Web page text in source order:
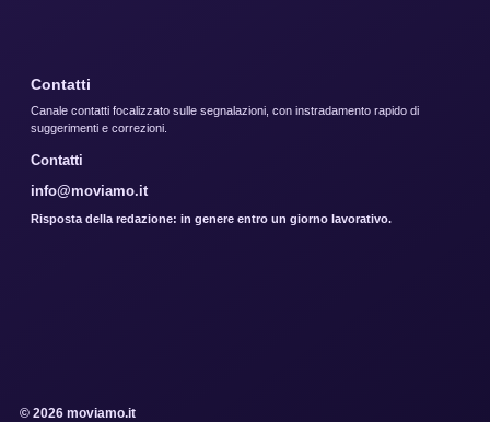
Contatti
Canale contatti focalizzato sulle segnalazioni, con instradamento rapido di
suggerimenti e correzioni.
Contatti
info@moviamo.it
Risposta della redazione: in genere entro un giorno lavorativo.
© 2026 moviamo.it